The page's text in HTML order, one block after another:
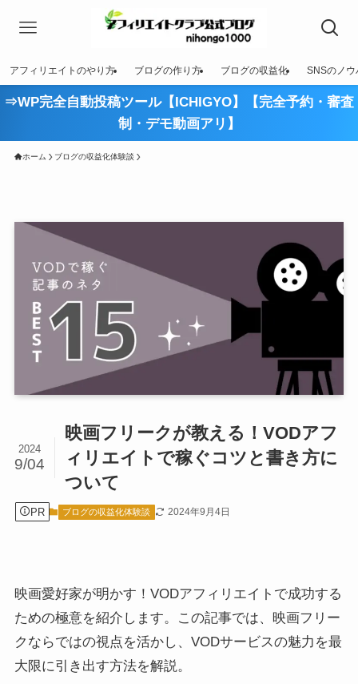
アフィリエイトのやり方 ブログの作り方 ブログの収益化 SNSのノウ
⇒WP完全自動投稿ツール【ICHIGYO】【完全予約・審査
制・デモ動画アリ】
ホーム ブログの収益化体験談
映画フリークが教える！VODアフ
ィリエイトで稼ぐコツと書き方に
ついて
2024
9/04
PR ブログの収益化体験談 2024年9月4日
映画愛好家が明かす！VODアフィリエイトで成功する
ための極意を紹介します。この記事では、映画フリー
クならではの視点を活かし、VODサービスの魅力を最
大限に引き出す方法を解説。